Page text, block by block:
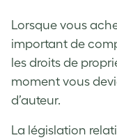
Lorsque vous
important de
les droits de
moment vous
d’auteur.
La législation